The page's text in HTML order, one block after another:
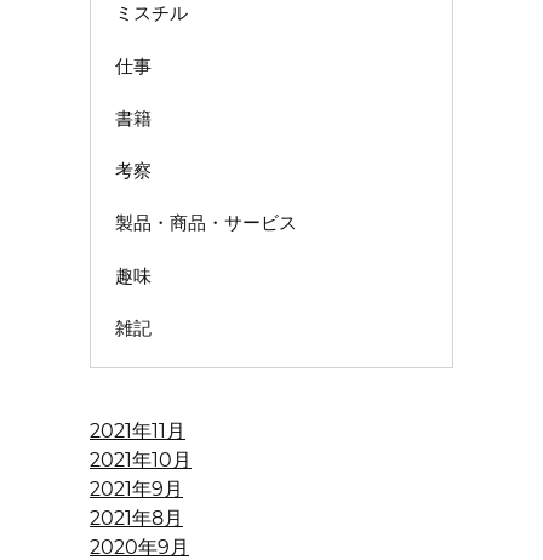
ミスチル
仕事
書籍
考察
製品・商品・サービス
趣味
雑記
2021年11月
2021年10月
2021年9月
2021年8月
2020年9月